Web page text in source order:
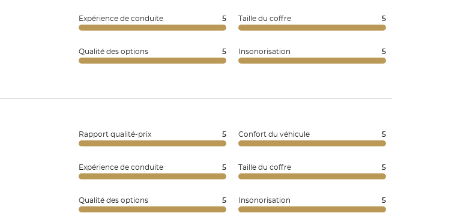
Expérience de conduite 5 Taille du coffre 5
Qualité des options 5 Insonorisation 5
Rapport qualité-prix 5 Confort du véhicule 5
Expérience de conduite 5 Taille du coffre 5
Qualité des options 5 Insonorisation 5